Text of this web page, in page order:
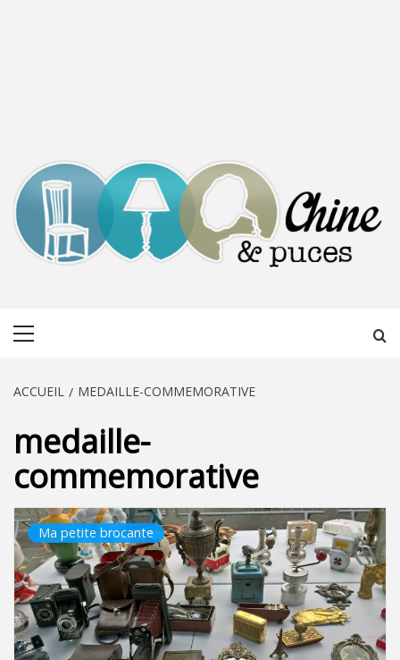
ACCUEIL MEDAILLE-COMMEMORATIVE
medaille-
commemorative
Ma petite brocante